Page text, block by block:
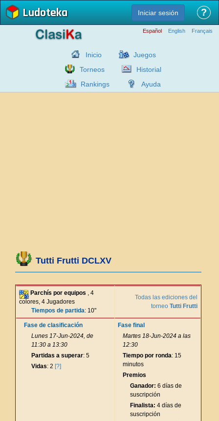
Ludoteka Iniciar sesión ?
Español English Français
Inicio
Juegos
Torneos
Historial
Rankings
Ayuda
Tutti Frutti DCLXV
Parchís por equipos , 4
colores, 4 Jugadores
Tiempos de partida: 10"
Todas las ediciones del
torneo Tutti Frutti
Fase de clasificación
Lunes 17-Jun-2024, de
11:30 a 13:30
Partidas a superar: 5
Vidas: 2 [?]
Fase final
Martes 18-Jun-2024 a las
12:30
Tiempo por ronda: 15
minutos
Premios
Ganador: 6 días de
suscripción
Finalista: 4 días de
suscripción